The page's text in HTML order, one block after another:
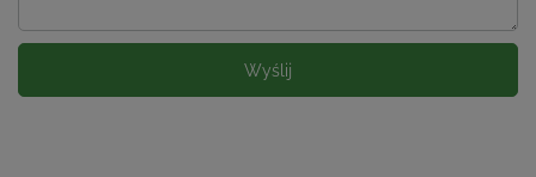
Wyślij